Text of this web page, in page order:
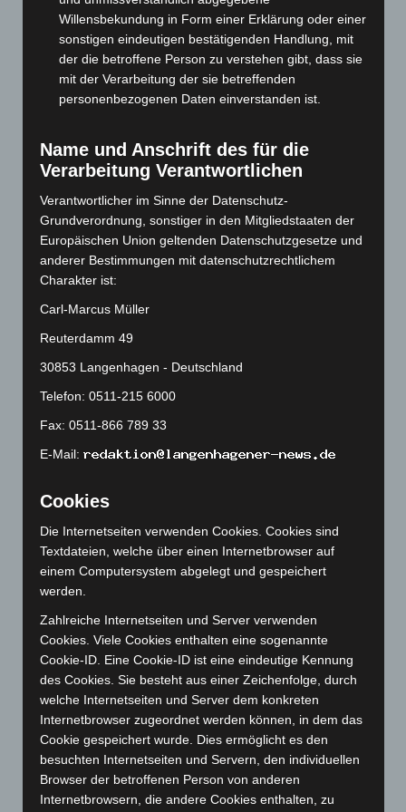
August 2024(107)
Juli 2024 (89)
Juni 2024(107)
Mai 2024
März 2024(103)
Februar 2024 (103)
Januar 2024(111)
Dezember 2023(130)
November 2023
Oktober 2023
(114)
April 2023 (155)
März 2023
Januar 2023(140)
Dezember 2022(130)
November 2022
Oktober 2022(166)
September 2022 (205)
August 2022(166)
Juli 2022 (133)
Juni 2022(167)
Mai 2022(177)
April 2022
Willensbekundung in Form einer Erklärung oder einer
sonstigen eindeutigen bestätigenden Handlung, mit
der die betroffene Person zu verstehen gibt, dass sie
mit der Verarbeitung der sie betreffenden
personenbezogenen Daten einverstanden ist.
Name und Anschrift des für die
Verarbeitung Verantwortlichen
Verantwortlicher im Sinne der Datenschutz-
Grundverordnung, sonstiger in den Mitgliedstaaten der
Europäischen Union geltenden Datenschutzgesetze und
anderer Bestimmungen mit datenschutzrechtlichem
Charakter ist:
Carl-Marcus Müller
Reuterdamm 49
30853 Langenhagen - Deutschland
Telefon: 0511-215 6000
Fax: 0511-866 789 33
E-Mail:
Cookies
Die Internetseiten verwenden Cookies. Cookies sind
Textdateien, welche über einen Internetbrowser auf
einem Computersystem abgelegt und gespeichert
werden.
Zahlreiche Internetseiten und Server verwenden
Cookies. Viele Cookies enthalten eine sogenannte
Cookie-ID. Eine Cookie-ID ist eine eindeutige Kennung
des Cookies. Sie besteht aus einer Zeichenfolge, durch
welche Internetseiten und Server dem konkreten
Internetbrowser zugeordnet werden können, in dem das
Cookie gespeichert wurde. Dies ermöglicht es den
besuchten Internetseiten und Servern, den individuellen
Browser der betroffenen Person von anderen
Internetbrowsern, die andere Cookies enthalten, zu